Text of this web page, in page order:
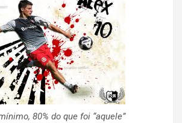
80% do que foi “aquele”